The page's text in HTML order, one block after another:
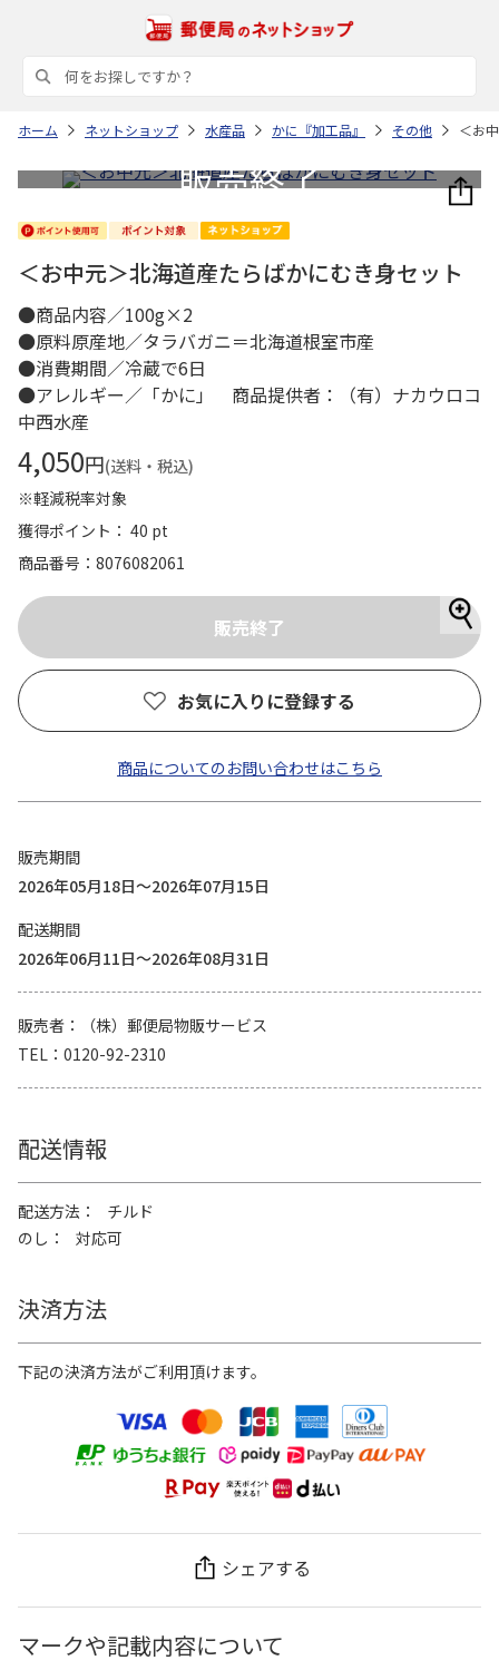
ホーム ネットショップ 水産品 かに『加工品』 その他 ＜お
＜お中元＞北海道産たらばかにむき身セット
●商品内容／100g×2
●原料原産地／タラバガニ＝北海道根室市産
●消費期間／冷蔵で6日
●アレルギー／「かに」 商品提供者：（有）ナカウロコ
中西水産
4,050円(送料・税込)
※軽減税率対象
獲得ポイント： 40 pt
商品番号
8076082061
お気に入りに登録する
商品についてのお問い合わせはこちら
販売期間
2026年05月18日～2026年07月15日
配送期間
2026年06月11日～2026年08月31日
販売者
（株）郵便局物販サービス
TEL
0120-92-2310
配送情報
配送方法
チルド
のし
対応可
決済方法
下記の決済方法がご利用頂けます。
シェアする
マークや記載内容について